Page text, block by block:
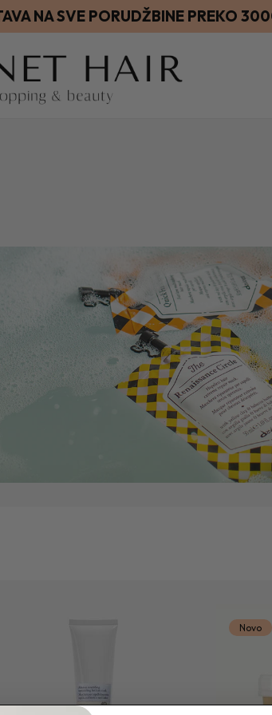
NA SVE PORUDŽBINE PREKO
Novo